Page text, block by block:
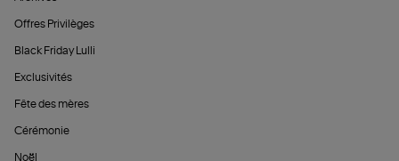
Offres Privilèges
Black Friday Lulli
Exclusivités
Fête des mères
Cérémonie
Noël